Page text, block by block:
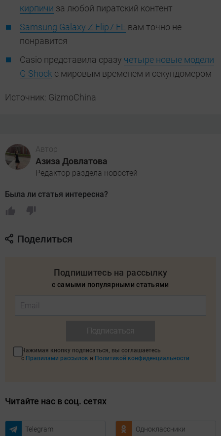
кирпичи за любой пиратский контент
Samsung Galaxy Z Flip7 FE вам точно не
понравится
Casio представила сразу четыре новые модели
G-Shock с мировым временем и секундомером
Источник: GizmoChina
Автор
Азиза Довлатова
Редактор раздела новостей
Была ли статья интересна?
Поделиться
Подпишитесь на рассылку
с самыми популярными статьями
Нажимая кнопку подписаться, вы соглашаетесь
с Правилами рассылок и Политикой конфиденциальности
Читайте нас в соц. сетях
Telegram Одноклассники